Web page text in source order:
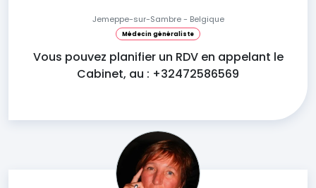
Jemeppe-sur-Sambre - Belgique
Médecin généraliste
Vous pouvez planifier un RDV en appelant le
Cabinet, au : +32472586569